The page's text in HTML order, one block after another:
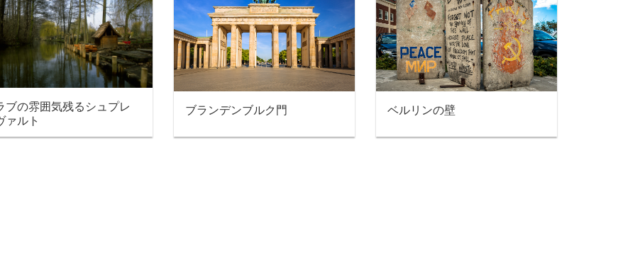
ブの雰囲気残るシュプレ
ァルト
ブランデンブルク門 ベルリンの壁